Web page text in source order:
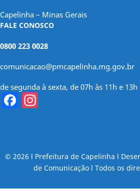
Capelinha – Minas Gerais
FALE CONOSCO
0800 223 0028
comunicacao@pmcapelinha.mg.gov.br
de segunda à sexta, de 07h às 11h e 13h
Facebook
© 2026 l Prefeitura de Capelinha l
de Comunicação l Todos os